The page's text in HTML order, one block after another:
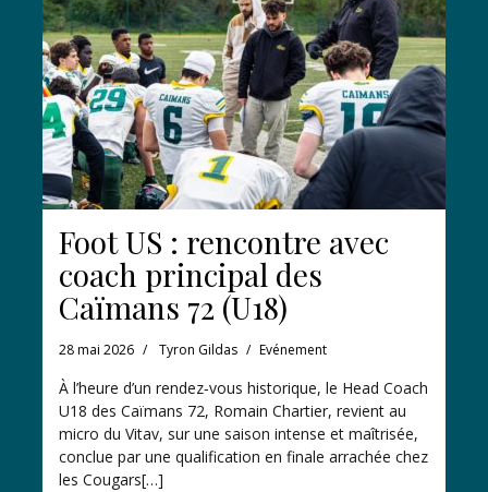
Foot US : rencontre avec
coach principal des
Caïmans 72 (U18)
28 mai 2026 Tyron Gildas Evénement
À l’heure d’un rendez‑vous historique, le Head Coach
U18 des Caïmans 72, Romain Chartier, revient au
micro du Vitav, sur une saison intense et maîtrisée,
conclue par une qualification en finale arrachée chez
les Cougars[…]